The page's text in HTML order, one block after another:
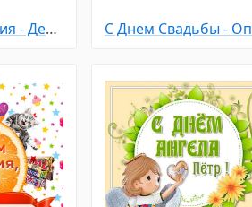
С Днем рождения - Детям